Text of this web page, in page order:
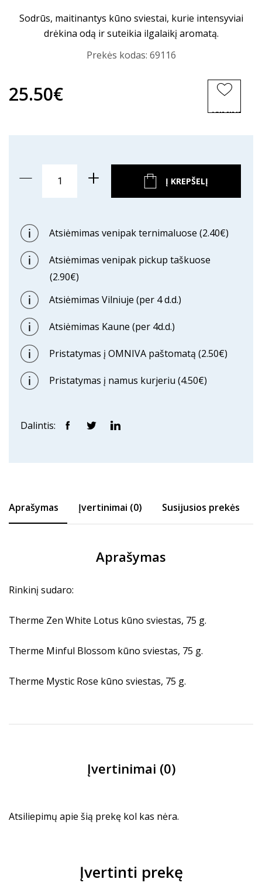
Sodrūs, maitinantys kūno sviestai, kurie intensyviai
drėkina odą ir suteikia ilgalaikį aromatą.
Prekės kodas: 69116
25.50€
Į KREPŠELĮ
ĮSIMINTI
Atsiėmimas venipak ternimaluose (2.40€)
Atsiėmimas venipak pickup taškuose
(2.90€)
Atsiėmimas Vilniuje (per 4 d.d.)
Atsiėmimas Kaune (per 4d.d.)
Pristatymas į OMNIVA paštomatą (2.50€)
Pristatymas į namus kurjeriu (4.50€)
Dalintis:
Aprašymas Įvertinimai (0) Susijusios prekės
Aprašymas
Rinkinį sudaro:
Therme Zen White Lotus kūno sviestas, 75 g.
Therme Minful Blossom kūno sviestas, 75 g.
Therme Mystic Rose kūno sviestas, 75 g.
Įvertinimai (0)
Atsiliepimų apie šią prekę kol kas nėra.
Įvertinti prekę